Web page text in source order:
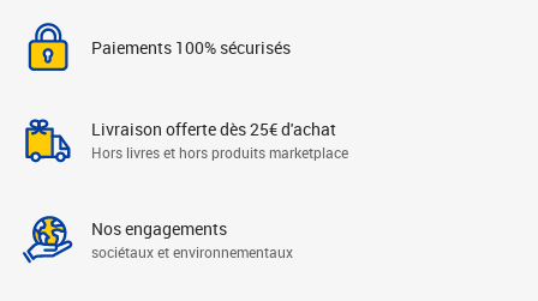
Paiements 100% sécurisés
Livraison offerte dès 25€ d'achat
Hors livres et hors produits marketplace
Nos engagements
sociétaux et environnementaux